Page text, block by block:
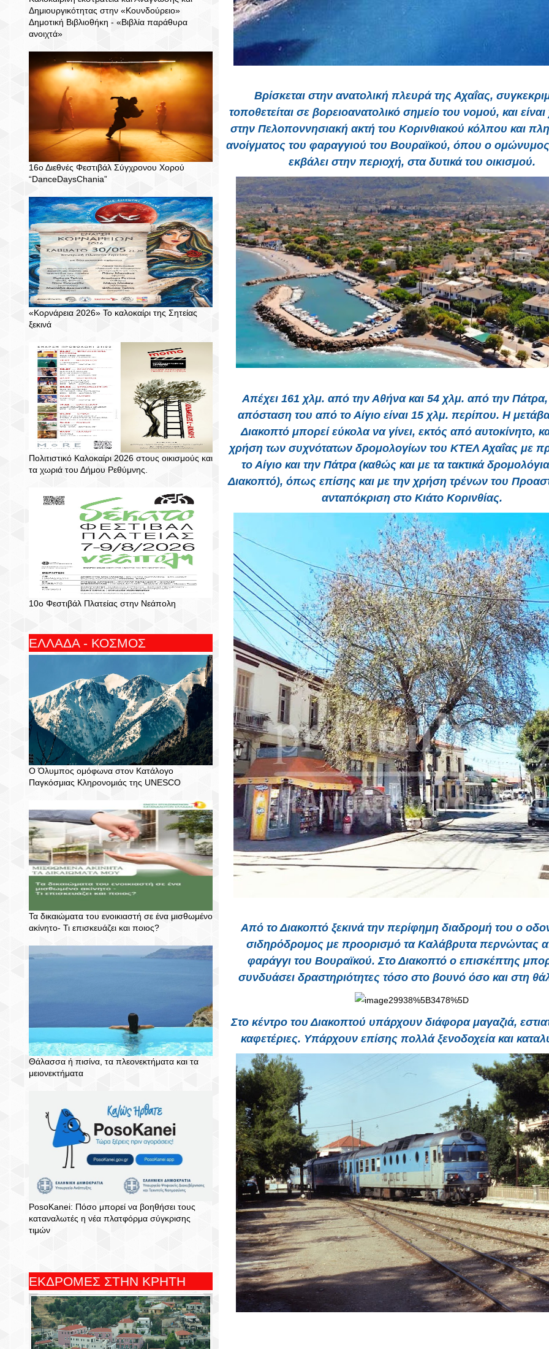
Δημιουργικότητας στην «Κουνδούρειο»
Δημοτική Βιβλιοθήκη - «Βιβλία παράθυρα
ανοιχτά»
16ο Διεθνές Φεστιβάλ Σύγχρονου Χορού
“DanceDaysChania”
«Κορνάρεια 2026» Το καλοκαίρι της Σητείας
ξεκινά
Πολιτιστικό Καλοκαίρι 2026 στους οικισμούς και
τα χωριά του Δήμου Ρεθύμνης.
10ο Φεστιβάλ Πλατείας στην Νεάπολη
ΕΛΛΑΔΑ - ΚΟΣΜΟΣ
Ο Όλυμπος ομόφωνα στον Κατάλογο
Παγκόσμιας Κληρονομιάς της UNESCO
Τα δικαιώματα του ενοικιαστή σε ένα μισθωμένο
ακίνητο- Τι επισκευάζει και ποιος?
Θάλασσα ή πισίνα, τα πλεονεκτήματα και τα
μειονεκτήματα
PosoKanei: Πόσο μπορεί να βοηθήσει τους
καταναλωτές η νέα πλατφόρμα σύγκρισης
τιμών
ΕΚΔΡΟΜΕΣ ΣΤΗΝ ΚΡΗΤΗ
Βρίσκεται στην ανατολική πλευρά της Αχαΐας,
τοποθετείται σε βορειοανατολικό σημείο του νομού, και είναι
στην Πελοποννησιακή ακτή του Κορινθιακού κόλπου και
ανοίγματος του φαραγγιού του Βουραϊκού, όπου ο
εκβάλει στην περιοχή, στα δυτικά του οικισμού.
Απέχει 161 χλμ. από την Αθήνα και 54 χλμ. από την
απόσταση του από το Αίγιο είναι 15 χλμ. περίπου. Η
Διακοπτό μπορεί εύκολα να γίνει, εκτός από αυτοκίνητο,
χρήση των συχνότατων δρομολογίων του ΚΤΕΛ Αχαΐας με
το Αίγιο και την Πάτρα (καθώς και με τα τακτικά
Διακοπτό), όπως επίσης και με την χρήση τρένων του
ανταπόκριση στο Κιάτο Κορινθίας.
Από το Διακοπτό ξεκινά την περίφημη διαδρομή του ο
σιδηρόδρομος με προορισμό τα Καλάβρυτα περνώντας
φαράγγι του Βουραϊκού. Στο Διακοπτό ο επισκέπτης
συνδυάσει δραστηριότητες τόσο στο βουνό όσο και στη
Στο κέντρο του Διακοπτού υπάρχουν διάφορα μαγαζιά,
καφετέριες. Υπάρχουν επίσης πολλά ξενοδοχεία και